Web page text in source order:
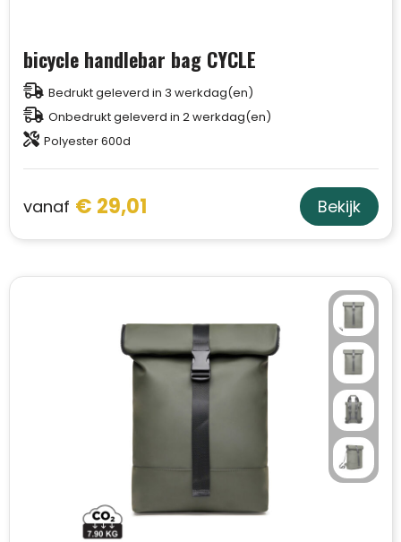
bicycle handlebar bag CYCLE
Bedrukt geleverd in 3 werkdag(en)
Onbedrukt geleverd in 2 werkdag(en)
Polyester 600d
vanaf € 29,01 Bekijk